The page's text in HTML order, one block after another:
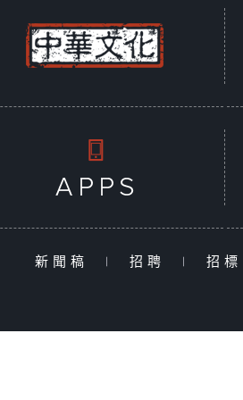
新聞稿 | 招聘 | 招標